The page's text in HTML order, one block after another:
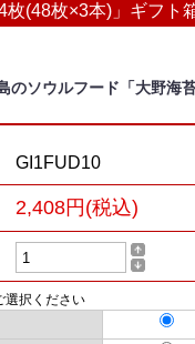
(48枚×3本)」ギフト
のソウルフード「大野海
GI1FUD10
2,408円(税込)
選択ください